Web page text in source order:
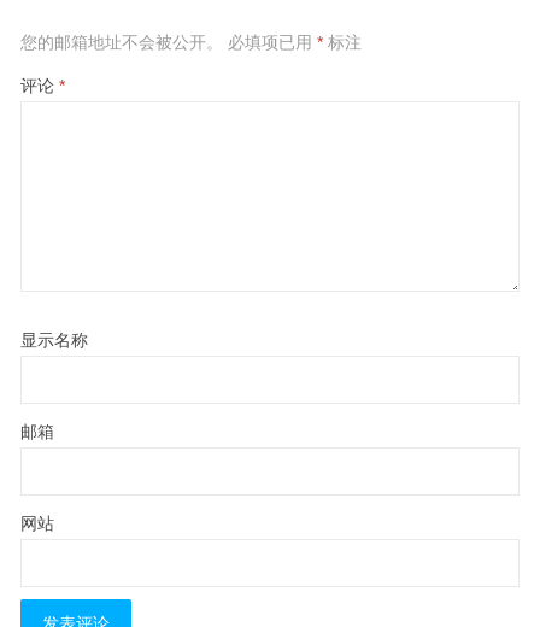
您的邮箱地址不会被公开。 必填项已用 *标注
评论 *
显示名称
邮箱
网站